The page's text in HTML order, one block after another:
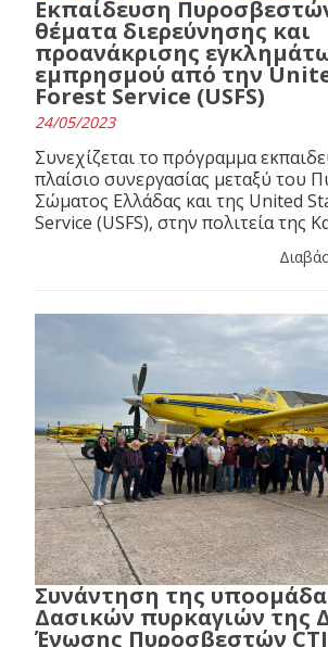
Εκπαίδευση
θέματα διερεύνησης και
προανάκρισης
εμπρησμού από την
Forest Service (USFS)
24/05/2023
Συνεχίζεται το πρόγραμμα
πλαίσιο συνεργασίας μεταξύ του
Σώματος Ελλάδας και της United
Service (USFS), στην πολιτεία της
Συνάντηση της
Δασικών πυρκαγιών της
Ένωσης Πυροσβεστών